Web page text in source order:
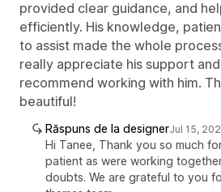
provided clear guidance, and
efficiently. His knowledge,
to assist made the whole
really appreciate his support
recommend working with him.
beautiful!
Răspuns de la designerJul 15,
Hi Tanee, Thank you so much
patient as were working
doubts. We are grateful to you